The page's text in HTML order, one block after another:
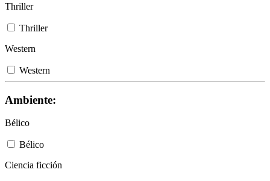
Thriller
Thriller
Western
Western
Ambiente:
Bélico
Bélico
Ciencia ficción